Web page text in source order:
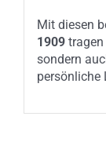
Mit diesen
1909tragen
sondern
persönliche